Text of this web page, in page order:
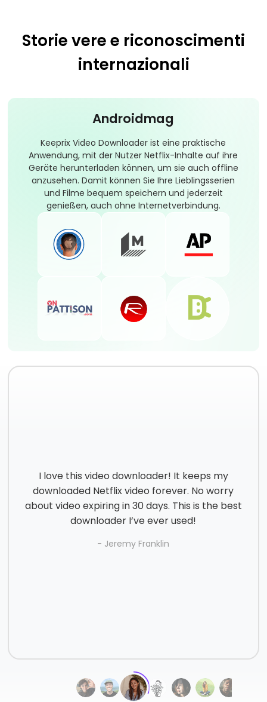
Storie vere e riconoscimenti
internazionali
Androidmag
Keeprix Video Downloader ist eine praktische
Anwendung, mit der Nutzer Netflix-Inhalte auf ihre
Geräte herunterladen können, um sie auch offline
anzusehen. Damit können Sie Ihre Lieblingsserien
und Filme bequem speichern und jederzeit
genießen, auch ohne Internetverbindung.
I love this video downloader! It keeps my
downloaded Netflix video forever. No worry
about video expiring in 30 days. This is the best
downloader I’ve ever used!
- Jeremy Franklin